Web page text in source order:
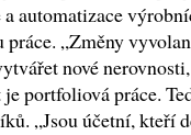
automatizace
práce. „Změny
nové
portfoliová práce.
„Jsou účetní, kteří